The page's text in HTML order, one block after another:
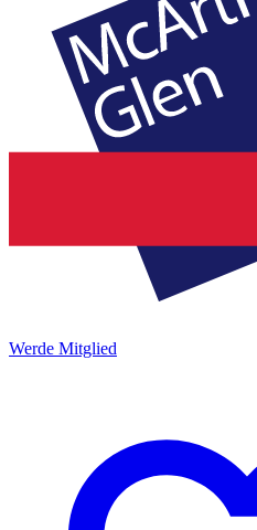
Werde Mitglied